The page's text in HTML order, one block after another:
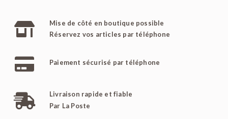
Mise de côté en boutique possible
Réservez vos articles par téléphone
Paiement sécurisé par téléphone
Livraison rapide et fiable
Par La Poste